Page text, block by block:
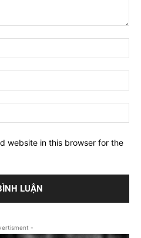
website in this browser for the
-